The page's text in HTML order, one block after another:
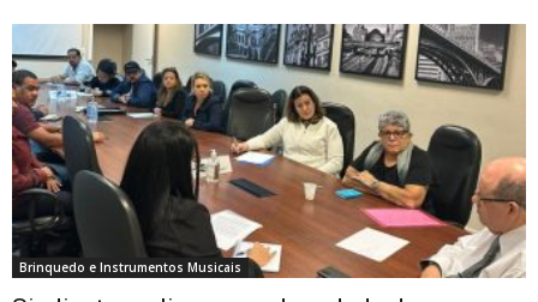
Brinquedo e Instrumentos Musicais